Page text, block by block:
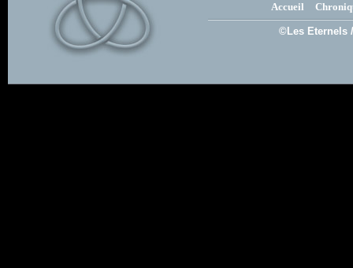
Accueil
©Les Eternels